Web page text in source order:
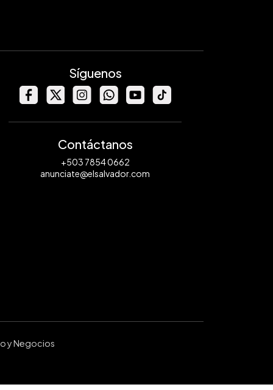
Síguenos
Contáctanos
+503 7854 0662
anunciate@elsalvador.com
y Negocios